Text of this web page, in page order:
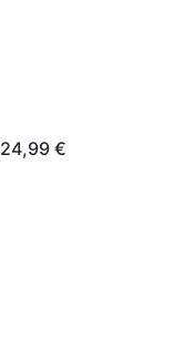
24,99 €